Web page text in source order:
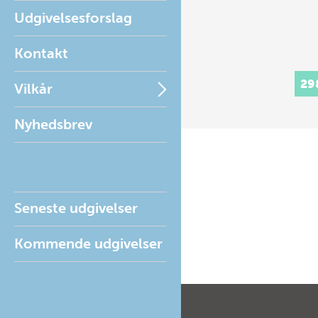
Udgivelsesforslag
Kontakt
Vilkår
Nyhedsbrev
Seneste udgivelser
Kommende udgivelser